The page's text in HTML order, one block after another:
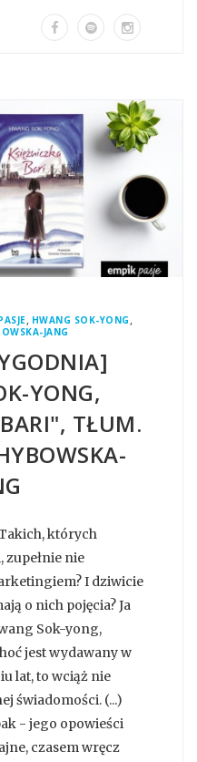
, HWANG SOK-YONG,
JANG
YONG,
TŁUM.
których
nie
I dziwicie
o nich pojęcia? Ja
Sok-yong,
jest wydawany w
lat, to wciąż nie
świadomości. (...)
- jego opowieści
czasem wręcz